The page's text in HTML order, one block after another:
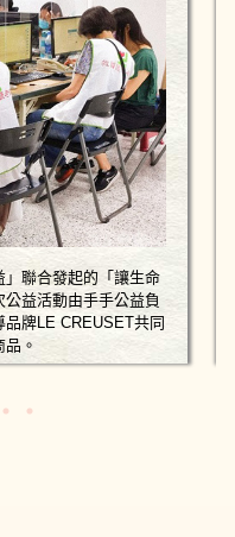
」聯合發起的「讓生命
益活動由手手公益負
牌LE CREUSET共同
。